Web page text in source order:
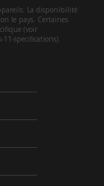
La disponibilité
le pays. Certaines
(voir
specifications).